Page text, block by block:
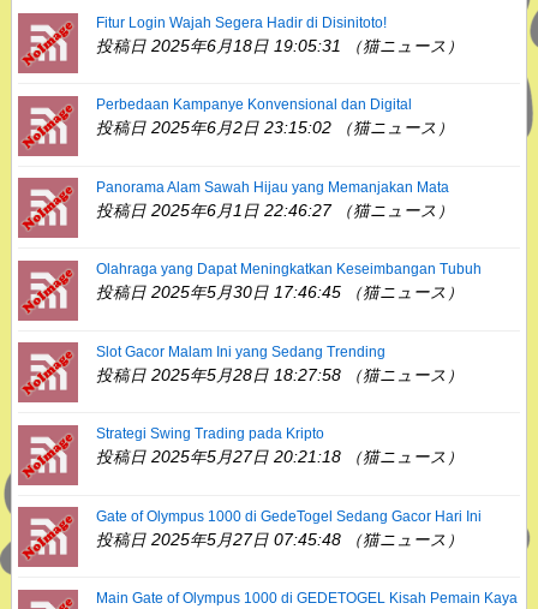
Fitur Login Wajah Segera Hadir di Disinitoto!
投稿日 2025年6月18日 19:05:31 （猫ニュース）
Perbedaan Kampanye Konvensional dan Digital
投稿日 2025年6月2日 23:15:02 （猫ニュース）
Panorama Alam Sawah Hijau yang Memanjakan Mata
投稿日 2025年6月1日 22:46:27 （猫ニュース）
Olahraga yang Dapat Meningkatkan Keseimbangan Tubuh
投稿日 2025年5月30日 17:46:45 （猫ニュース）
Slot Gacor Malam Ini yang Sedang Trending
投稿日 2025年5月28日 18:27:58 （猫ニュース）
Strategi Swing Trading pada Kripto
投稿日 2025年5月27日 20:21:18 （猫ニュース）
Gate of Olympus 1000 di GedeTogel Sedang Gacor Hari Ini
投稿日 2025年5月27日 07:45:48 （猫ニュース）
Main Gate of Olympus 1000 di GEDETOGEL Kisah Pemain Kaya